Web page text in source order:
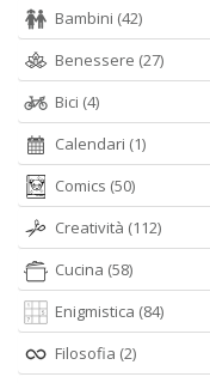
Bambini (42)
Benessere (27)
Bici (4)
Calendari (1)
Comics (50)
Creatività (112)
Cucina (58)
Enigmistica (84)
Filosofia (2)